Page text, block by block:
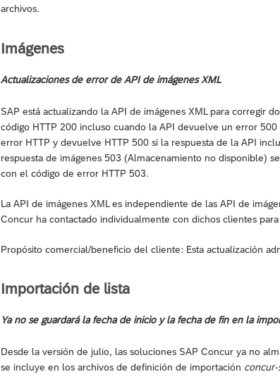
archivos.
Imágenes
Actualizaciones de error de API de imágenes XML
SAP está actualizando la API de imágenes XML para corregir
código HTTP 200 incluso cuando la API devuelve un error
error HTTP y devuelve HTTP 500 si la respuesta de la API
respuesta de imágenes 503 (Almacenamiento no disponible)
con el código de error HTTP 503.
La API de imágenes XML es independiente de las API de
Concur ha contactado individualmente con dichos clientes
Propósito comercial/beneficio del cliente: Esta actualización
Importación de lista
Ya no se guardará la fecha de inicio y la fecha de fin en la
Desde la versión de julio, las soluciones SAP Concur ya no
se incluye en los archivos de definición de importación